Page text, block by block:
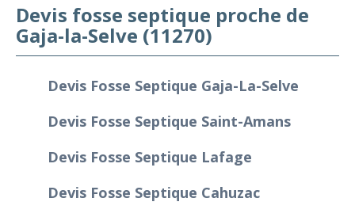
Devis fosse septique proche de
Gaja-la-Selve (11270)
Devis Fosse Septique Gaja-La-Selve
Devis Fosse Septique Saint-Amans
Devis Fosse Septique Lafage
Devis Fosse Septique Cahuzac